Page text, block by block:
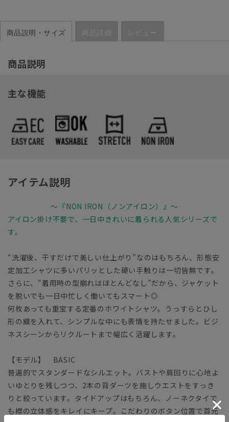
商品説明・サイズ 商品詳細 レビュー
商品説明
主な機能
アイテム説明
～『NON IRON（ノンアイロン）』～
アイロン掛け不要で、一日中きれいに着られる人気シリーズで
す。
“洗濯後、干すだけで美しい仕上がり”なのはもちろん、形態安
定加工シャツに多いパリッとした硬い手触りは一切皆無です。
さらに、“着用時の型崩れはほとんどなし”だから、ジャケット
を脱いでも一日中忙しく働いてもスマート◎
何枚あっても重宝する定番のホワイトシャツ。うっすらとひし
形の織を入れて、シンプルな中にも表情を持たせました。ビジ
ネスシーンからリクルートまで幅広く活躍します。
【モデル】 BASIC
普遍的でスタンダードなシルエット。バストや肩回りに心地よ
いゆとりを残しつつ、2本の背ダーツを施しウエストをすっき
りと絞っています。タイドアップはもちろん、ノーネクタイで
も襟の立体感をキレイにキープ。こだわりのボタン位置で首元